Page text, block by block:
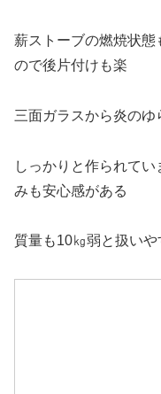
薪ストーブの燃焼状
ので後片付けも楽
三面ガラスから炎の
しっかりと作られて
みも安心感がある
質量も10㎏弱と扱いや